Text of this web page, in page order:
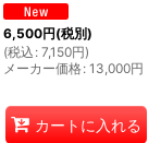
6,500円(税別)
(税込 : 7,150円)
メーカー価格: 13,000円
カートに入れる